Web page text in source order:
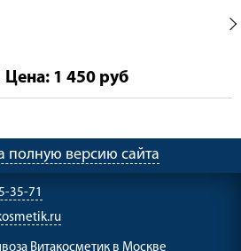
Цена: 1 450 руб
полную версию сайта
35-71
Витакосметик в Москве